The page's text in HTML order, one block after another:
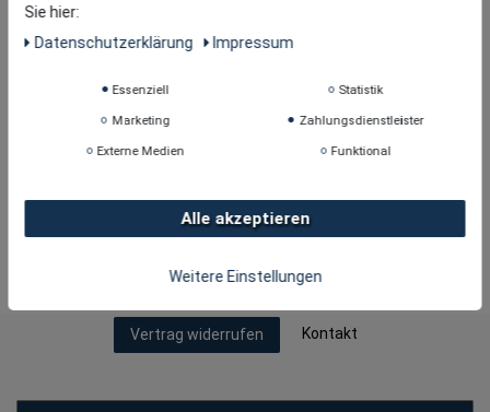
vorbehalten.
Vertrag widerrufen Kontakt
Sie hier:
Daten­schutz­erklärung
Impressum
Essenziell Statistik
Marketing Zahlungsdienstleister
Externe Medien Funktional
Alle akzeptieren
Weitere Einstellungen